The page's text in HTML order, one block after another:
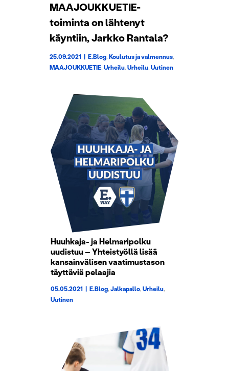
MAAJOUKKUETIE-
toiminta on lähtenyt
käyntiin, Jarkko Rantala?
25.09.2021 | E.Blog,Koulutus ja valmennus,
MAAJOUKKUETIE, Urheilu, Urheilu, Uutinen
Huuhkaja- ja Helmaripolku
uudistuu – Yhteistyöllä lisää
kansainvälisen vaatimustason
täyttäviä pelaajia
05.05.2021 | E.Blog,Jalkapallo,Urheilu,
Uutinen